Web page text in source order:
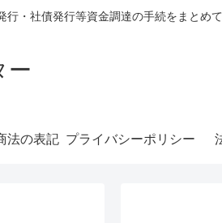
・社債発行等資金調達の手続をまとめて
ー
法の表記 プライバシーポリシー